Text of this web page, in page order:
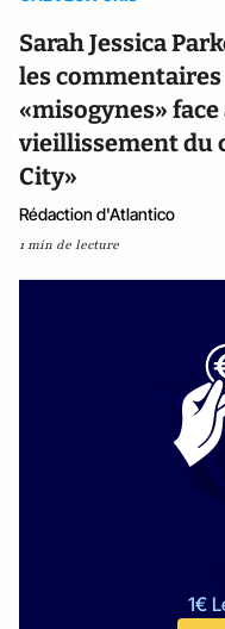
Sarah Jessica
les commentaires
«misogynes» face
vieillissement du
City»
Rédaction d'Atlantico
1 min de lecture
1€